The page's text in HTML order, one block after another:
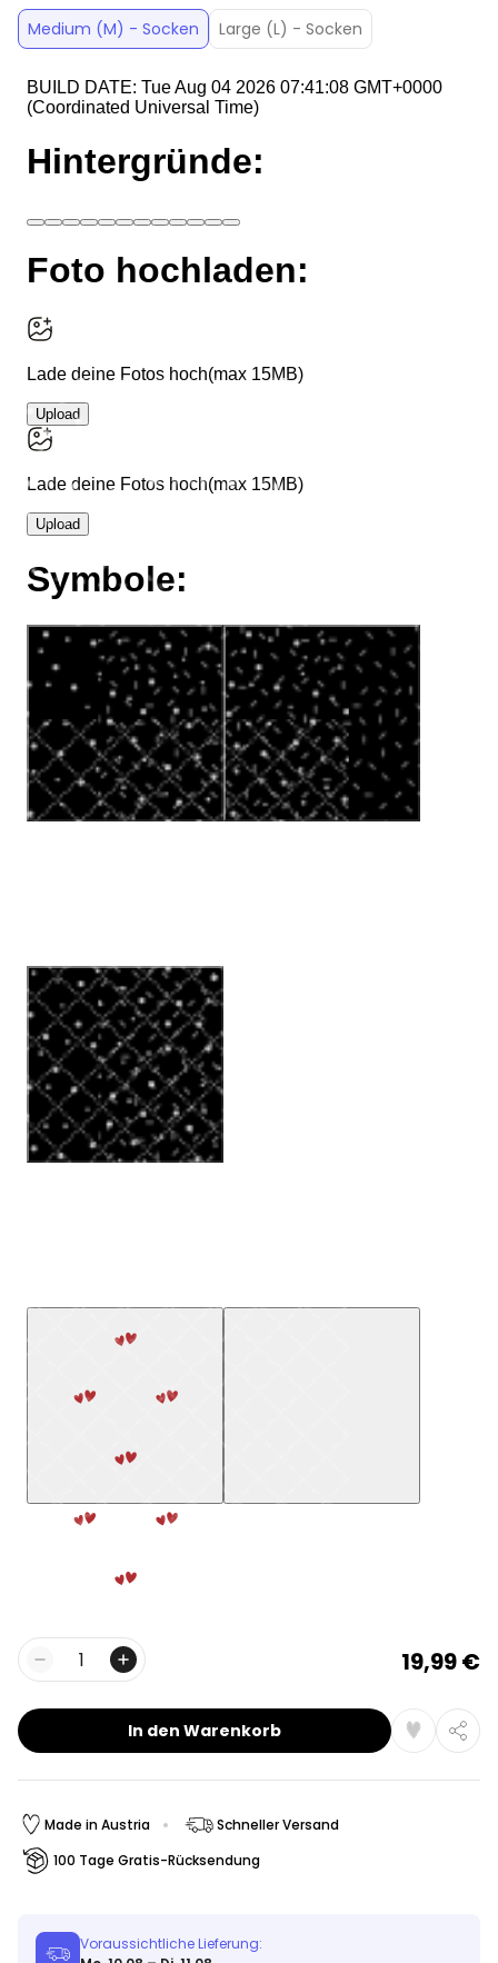
Medium (M) - Socken Large (L) - Socken
Menge 19,99 €
In den Warenkorb
Made in Austria
Schneller Versand
100 Tage Gratis-Rücksendung
Voraussichtliche Lieferung: